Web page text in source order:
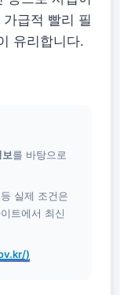
급적 빨리 필
유리합니다.
를 바탕으로
실제 조건은
트에서 최신
)